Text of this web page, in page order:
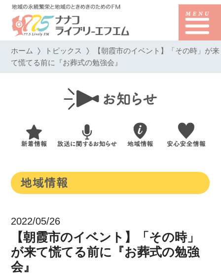
ホーム トピックス 【朝霞市のイベント】「その時」が来
て慌てる前に『お葬式の勉強会』
2022/05/26
【朝霞市のイベント】「その時」
が来て慌てる前に『お葬式の勉強
会』